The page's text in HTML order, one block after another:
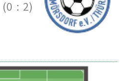
(0 : 2)